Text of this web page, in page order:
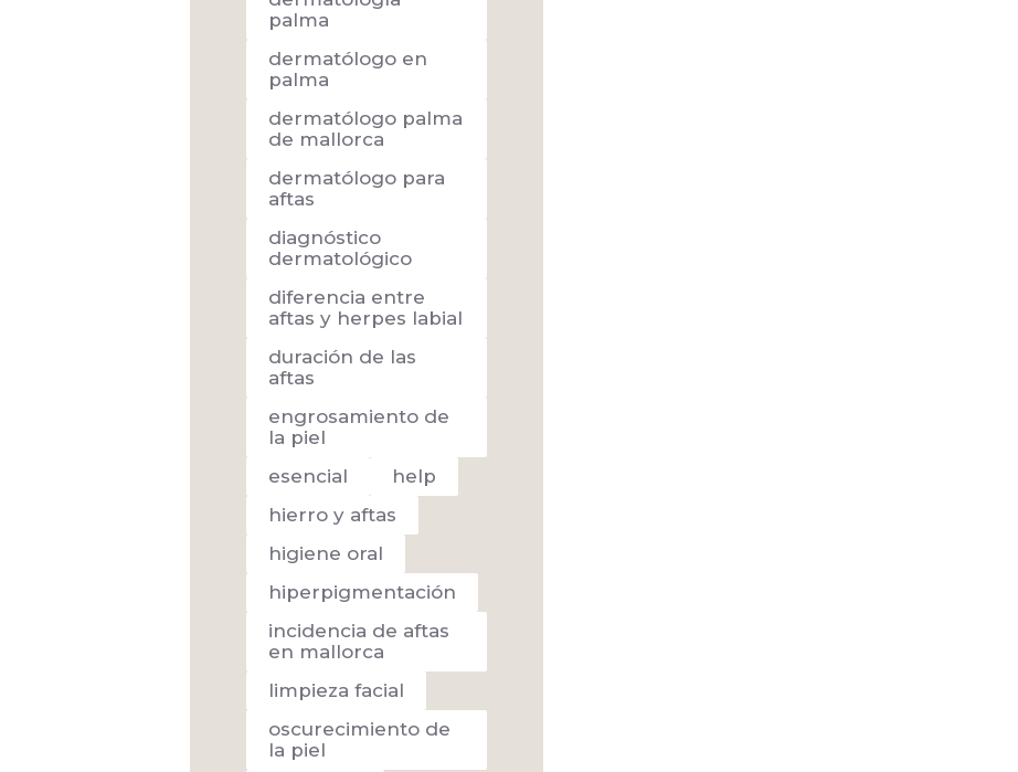
palma
dermatólogo en
palma
dermatólogo palma
de mallorca
dermatólogo para
aftas
diagnóstico
dermatológico
diferencia entre
aftas y herpes labial
duración de las
aftas
engrosamiento de
la piel
esencial
help
hierro y aftas
higiene oral
hiperpigmentación
incidencia de aftas
en mallorca
limpieza facial
oscurecimiento de
la piel